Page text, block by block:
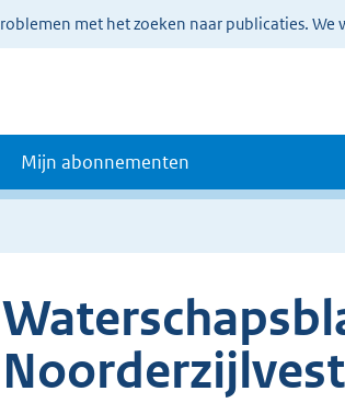
met het zoeken naar publicaties. We
Mijn abonnementen
Noorderzijlvest